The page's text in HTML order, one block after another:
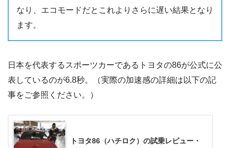
なり、エコモードだとこれよりさらに遅い結果となり
ます。
日本を代表するスポーツカーであるトヨタの86が公式に公
表しているのが6.8秒。（実際の加速感の詳細は以下の記
事をご参照ください。）
トヨタ86（ハチロク）の試乗レビュー・